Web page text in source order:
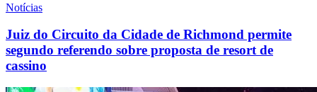
Notícias
Juiz do Circuito da Cidade de Richmond permite
segundo referendo sobre proposta de resort de
cassino